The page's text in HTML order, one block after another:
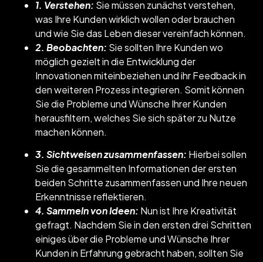
1. Verstehen: Sie müssen zunächst verstehen,
was Ihre Kunden wirklich wollen oder brauchen
und wie Sie das Leben dieser vereinfach können.
2. Beobachten: Sie sollten Ihre Kunden wo
möglich gezielt in die Entwicklung der
Innovationen miteinbeziehen und ihr Feedback in
den weiteren Prozess integrieren. Somit können
Sie die Probleme und Wünsche Ihrer Kunden
herausfiltern, welches Sie sich später zu Nutze
machen können.
3. Sichtweisen zusammenfassen: Hierbei sollen
Sie die gesammelten Informationen der ersten
beiden Schritte zusammenfassen und Ihre neuen
Erkenntnisse reflektieren.
4. Sammeln von Ideen: Nun ist Ihre Kreativität
gefragt. Nachdem Sie in den ersten drei Schritten
einiges über die Probleme und Wünsche Ihrer
Kunden in Erfahrung gebracht haben, sollten Sie